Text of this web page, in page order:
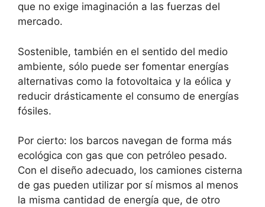
que no exige imaginación a las fuerzas del
mercado.
Sostenible, también en el sentido del medio
ambiente, sólo puede ser fomentar energías
alternativas como la fotovoltaica y la eólica y
reducir drásticamente el consumo de energías
fósiles.
Por cierto: los barcos navegan de forma más
ecológica con gas que con petróleo pesado.
Con el diseño adecuado, los camiones cisterna
de gas pueden utilizar por sí mismos al menos
la misma cantidad de energía que, de otro